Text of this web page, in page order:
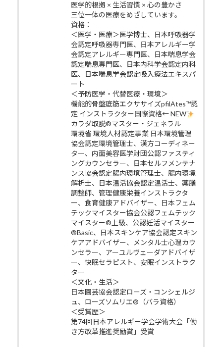
医学的根拠 × 生活習慣 × 心の豊かさ
三位一体の医療をめざしています。
資格：
＜医学・医療＞医学博士、日本呼吸器学
会認定呼吸器専門医、日本アレルギー学
会認定アレルギー専門医、日本喘息学会
認定喘息専門医、日本内科学会認定内科
医、日本喘息学会認定吸入療法エキスパ
ート
＜予防医学・代替医療・環境＞
機能的骨盤底筋エクササイズpfilAtes™認
定 インストラクター国際資格← NEW
カラダ取説®マスター・ジェネラル
環境省 環境人材認定事業 日本環境管理
協会認定環境管理士、漢方コーディネー
ター、内面美容医学財団公認ファスティ
ングカウンセラー、日本セルフメンテナ
ンス協会認定腸内環境管理士、腸内環境
解析士、日本温活協会認定温活士、薬膳
調整師、管理健康栄養インストラクタ
ー、食育健康アドバイザー、日本フェム
テックマイスター協会公認フェムテック
マイスター®上級、公認妊活マイスター
®Basic、日本スキンケア協会認定スキン
ケアアドバイザー、メンタル士心理カウ
ンセラー、アーユルヴェーダアドバイザ
ー、快眠セラピスト、安眠インストラク
ター
＜文化・生活＞
日本園芸協会認定ローズ・コンシェルジ
ュ、ローズソムリエ®（バラ資格）
＜受賞歴＞
第74回日本アレルギー学会学術大会「働
き方改革推進奨励賞」受賞